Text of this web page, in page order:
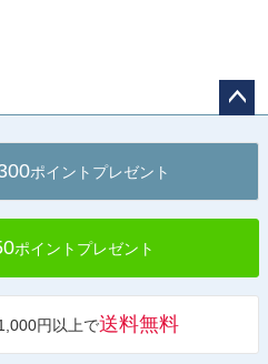
へ
ポイントプレゼント
ポイントプレゼント
円以上で送料無料